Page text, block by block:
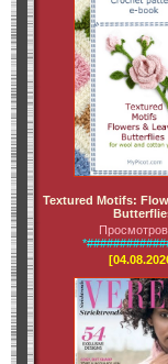
Textured Motifs: